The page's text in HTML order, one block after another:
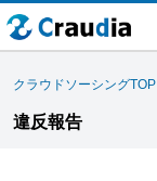
クラウドソーシングTOP
違反報告